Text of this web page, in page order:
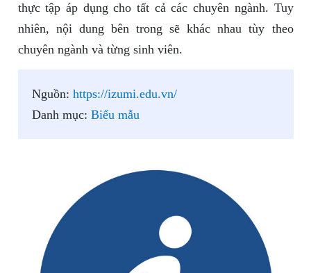
thực tập áp dụng cho tất cả các chuyên ngành. Tuy
nhiên, nội dung bên trong sẽ khác nhau tùy theo
chuyên ngành và từng sinh viên.
Nguồn: https://izumi.edu.vn/
Danh mục: Biểu mẫu